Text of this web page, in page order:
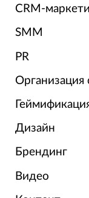
CRM-
SMM
PR
Организация
Дизайн
Брендинг
Видео